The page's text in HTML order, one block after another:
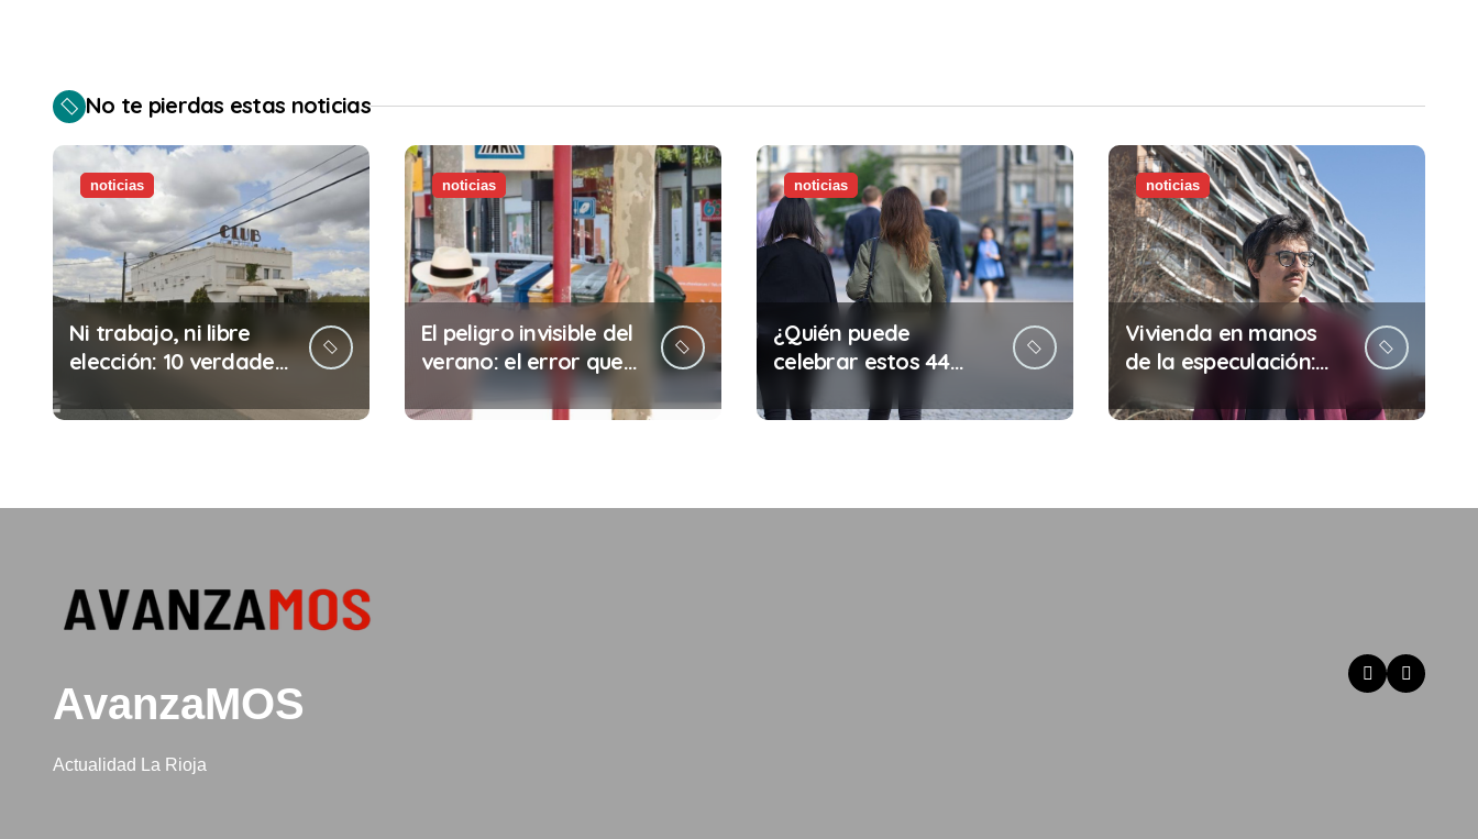
e
n
r
a
d
a
s
No te pierdas estas noticias
noticias
Ni trabajo, ni libre
elección: 10 verdades
abolición de la
noticias
El peligro invisible del
verano: el error que
cometes cada 30
minutos en tu trabajo
noticias
¿Quién puede
celebrar estos 44
noticias
Vivienda en manos
de la especulación:
no te da para vivir
AvanzaMOS
Actualidad La Rioja